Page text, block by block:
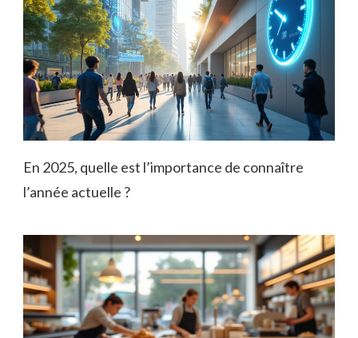
En 2025, quelle est l’importance de connaître
l’année actuelle ?